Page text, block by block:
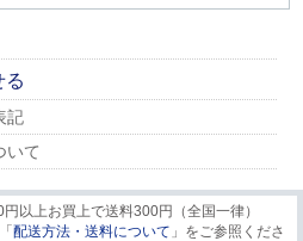
る
記
いて
円以上お買上で送料300円（全国一律）
配送方法・送料について 」をご参照くださ